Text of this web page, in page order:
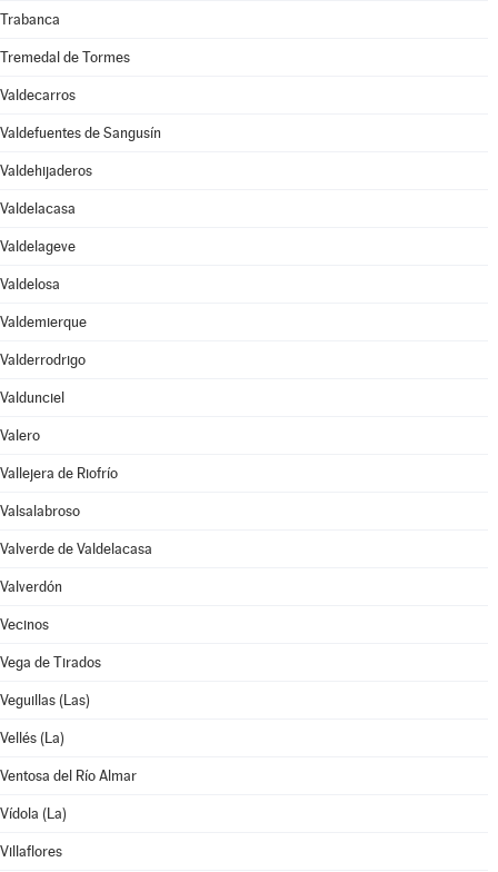
Trabanca
Tremedal de Tormes
Valdecarros
Valdefuentes de Sangusín
Valdehijaderos
Valdelacasa
Valdelageve
Valdelosa
Valdemierque
Valderrodrigo
Valdunciel
Valero
Vallejera de Riofrío
Valsalabroso
Valverde de Valdelacasa
Valverdón
Vecinos
Vega de Tirados
Veguillas (Las)
Vellés (La)
Ventosa del Río Almar
Vídola (La)
Villaflores